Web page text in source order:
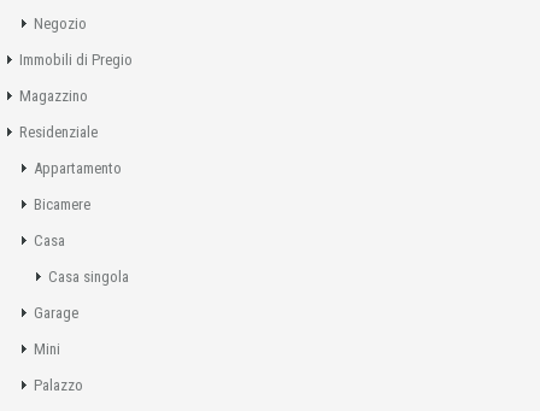
Negozio
Immobili di Pregio
Magazzino
Residenziale
Appartamento
Bicamere
Casa
Casa singola
Garage
Mini
Palazzo